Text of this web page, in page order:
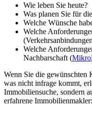
Wie leben Sie heute?
Was planen Sie für
Welche Wünsche
Welche
Welche
Nachbarschaft (
Wenn Sie die gewünschten
was nicht infrage kommt,
Immobiliensuche, sondern
erfahrene